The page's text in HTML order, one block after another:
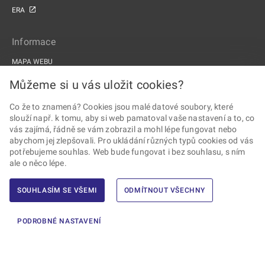
ERA
Informace
MAPA WEBU
PROHLÁŠENÍ O PŘÍSTUPNOSTI
PROJEKTY EU
Sledujte Drážní úřad
s.r.o.
Můžeme si u vás uložit cookies?
Co že to znamená? Cookies jsou malé datové soubory, které
slouží např. k tomu, aby si web pamatoval vaše nastavení a to, co
vás zajímá, řádně se vám zobrazil a mohl lépe fungovat nebo
abychom jej zlepšovali. Pro ukládání různých typů cookies od vás
potřebujeme souhlas. Web bude fungovat i bez souhlasu, s ním
ale o něco lépe.
SOUHLASÍM SE VŠEMI ODMÍTNOUT VŠECHNY
PODROBNÉ NASTAVENÍ